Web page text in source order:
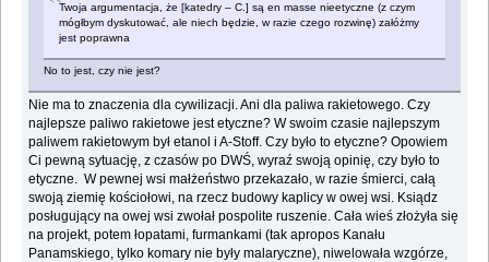
Twoja argumentacja, że [katedry – C.] są en masse nieetyczne (z czym
mógłbym dyskutować, ale niech będzie, w razie czego rozwinę) załóżmy
jest poprawna
No to jest, czy nie jest?
Nie ma to znaczenia dla cywilizacji. Ani dla paliwa rakietowego. Czy
najlepsze paliwo rakietowe jest etyczne? W swoim czasie najlepszym
paliwem rakietowym był etanol i A-Stoff. Czy było to etyczne? Opowiem
Ci pewną sytuację, z czasów po DWŚ, wyraź swoją opinię, czy było to
etyczne. W pewnej wsi małżeństwo przekazało, w razie śmierci, całą
swoją ziemię kościołowi, na rzecz budowy kaplicy w owej wsi. Ksiądz
posługujący na owej wsi zwołał pospolite ruszenie. Cała wieś złożyła się
na projekt, potem łopatami, furmankami (tak apropos Kanału
Panamskiego, tylko komary nie były malaryczne), niwelowała wzgórze,